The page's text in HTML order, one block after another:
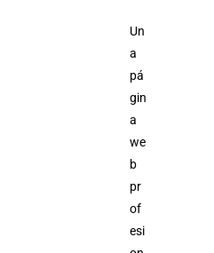
Un
a
pá
gin
a
we
b
pr
of
esi